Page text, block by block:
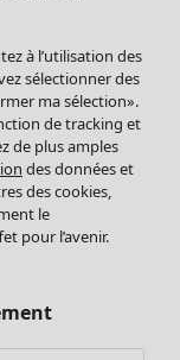
à l’utilisation des
sélectionner des
ma sélection».
de tracking et
de plus amples
des données et
des cookies,
le
pour l’avenir.